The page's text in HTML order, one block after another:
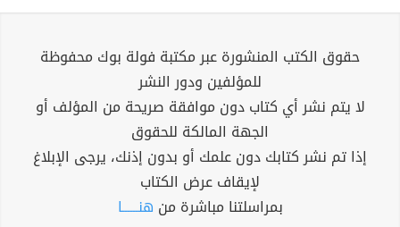
حقوق الكتب المنشورة عبر مكتبة فولة بوك محفوظة
للمؤلفين ودور النشر
لا يتم نشر أي كتاب دون موافقة صريحة من المؤلف أو
الجهة المالكة للحقوق
إذا تم نشر كتابك دون علمك أو بدون إذنك، يرجى الإبلاغ
لإيقاف عرض الكتاب
بمراسلتنا مباشرة من هنــــــا